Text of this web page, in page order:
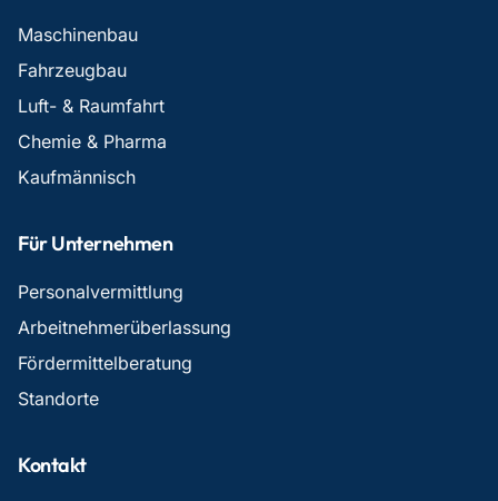
Maschinenbau
Fahrzeugbau
Luft- & Raumfahrt
Chemie & Pharma
Kaufmännisch
Für Unternehmen
Personalvermittlung
Arbeitnehmerüberlassung
Fördermittelberatung
Standorte
Kontakt